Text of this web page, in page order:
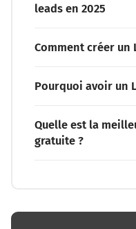
leads en 2025
Comment créer un
Pourquoi avoir un
Quelle est la
gratuite ?